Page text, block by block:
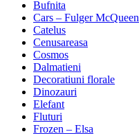
Bufnita
Cars – Fulger McQueen
Catelus
Cenusareasa
Cosmos
Dalmatieni
Decoratiuni florale
Dinozauri
Elefant
Fluturi
Frozen – Elsa